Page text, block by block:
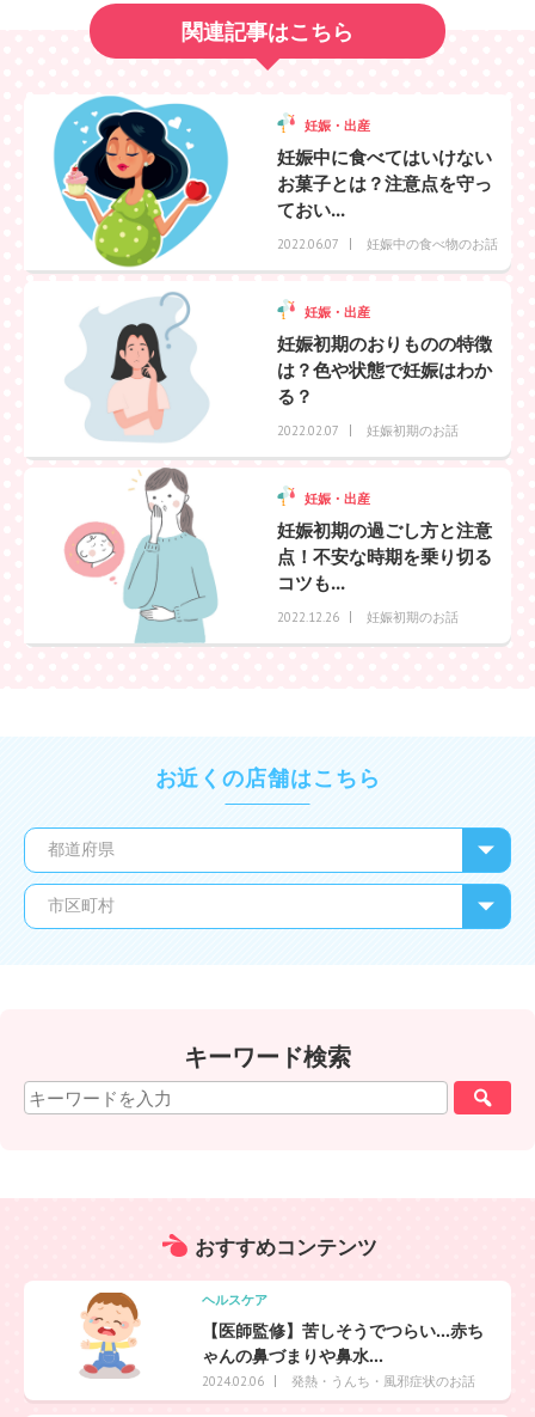
関連記事はこちら
妊娠・出産
妊娠中に食べてはいけない
お菓子とは？注意点を守っ
ておい...
2022.06.07 妊娠中の食べ物のお話
妊娠・出産
妊娠初期のおりものの特徴
は？色や状態で妊娠はわか
る？
2022.02.07 妊娠初期のお話
妊娠・出産
妊娠初期の過ごし方と注意
点！不安な時期を乗り切る
コツも...
2022.12.26 妊娠初期のお話
お近くの店舗はこちら
キーワード検索
おすすめコンテンツ
ヘルスケア
【医師監修】苦しそうでつらい…赤ち
ゃんの鼻づまりや鼻水...
2024.02.06 発熱・うんち・風邪症状のお話